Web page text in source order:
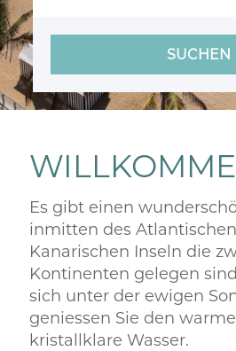
SUCHEN
Es gibt einen
inmitten des
Kanarischen Inseln die
Kontinenten gelegen
sich unter der ewigen
geniessen Sie den
kristallklare Wasser.